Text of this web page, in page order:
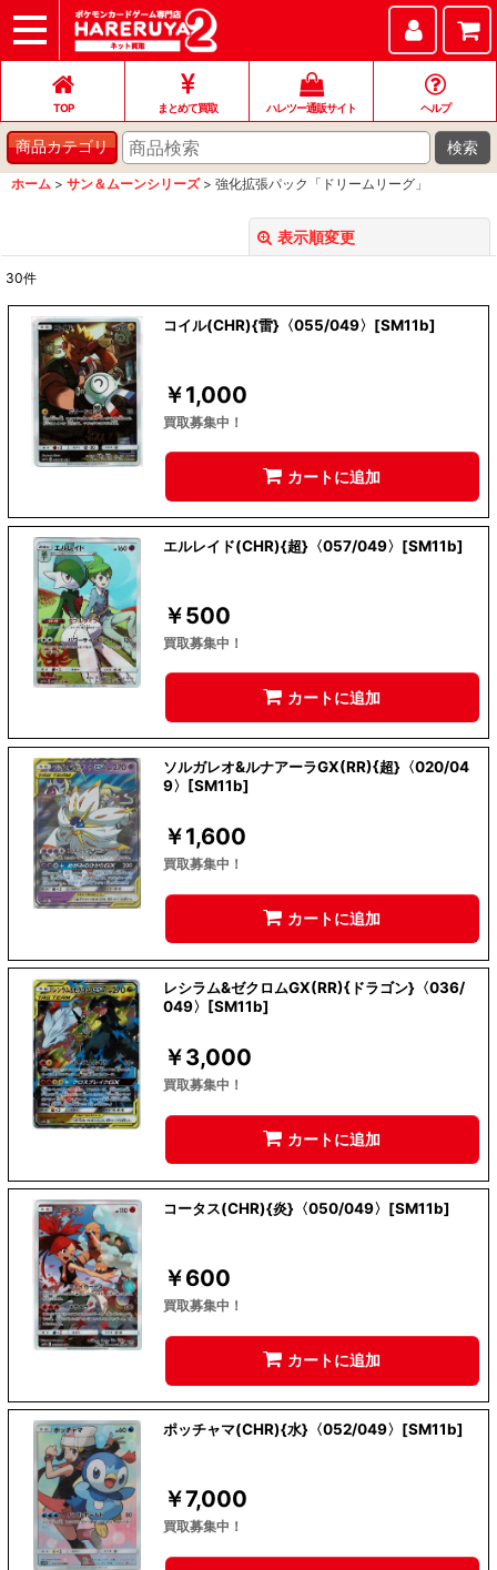
TOP
まとめて買取
ハレツー通販サイト
ヘルプ
お問い合わせ
TOP まとめて買取 ハレツー通販サイト ヘルプ
商品カテゴリ 検索
ホーム > サン＆ムーンシリーズ > 強化拡張パック「ドリームリーグ」
表示順変更
並び順:
絞り込む
30件
コイル(CHR){雷}〈055/049〉[SM11b]
￥1,000
買取募集中！
カートに追加
エルレイド(CHR){超}〈057/049〉[SM11b]
￥500
買取募集中！
カートに追加
ソルガレオ&ルナアーラGX(RR){超}〈020/04
9〉[SM11b]
￥1,600
買取募集中！
カートに追加
レシラム&ゼクロムGX(RR){ドラゴン}〈036/
049〉[SM11b]
￥3,000
買取募集中！
カートに追加
コータス(CHR){炎}〈050/049〉[SM11b]
￥600
買取募集中！
カートに追加
ポッチャマ(CHR){水}〈052/049〉[SM11b]
￥7,000
買取募集中！